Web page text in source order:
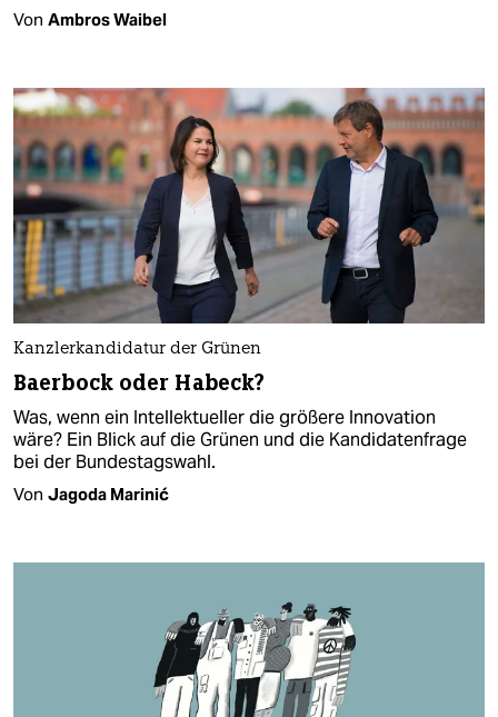
Von Ambros Waibel
Kanzlerkandidatur der Grünen
Baerbock oder Habeck?
Was, wenn ein Intellektueller die größere Innovation
wäre? Ein Blick auf die Grünen und die Kandidatenfrage
bei der Bundestagswahl.
Von Jagoda Marinić